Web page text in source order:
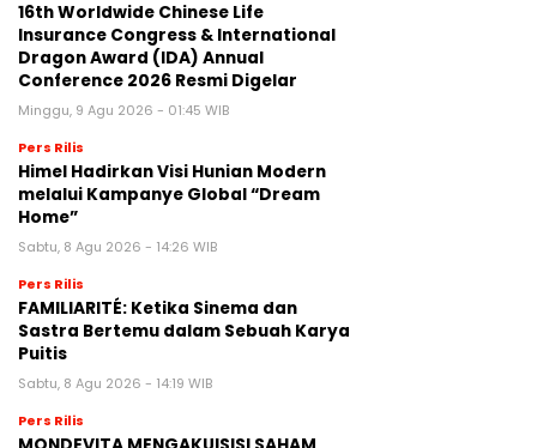
16th Worldwide Chinese Life
Insurance Congress & International
Dragon Award (IDA) Annual
Conference 2026 Resmi Digelar
Minggu, 9 Agu 2026 - 01:45 WIB
Pers Rilis
Himel Hadirkan Visi Hunian Modern
melalui Kampanye Global “Dream
Home”
Sabtu, 8 Agu 2026 - 14:26 WIB
Pers Rilis
FAMILIARITÉ: Ketika Sinema dan
Sastra Bertemu dalam Sebuah Karya
Puitis
Sabtu, 8 Agu 2026 - 14:19 WIB
Pers Rilis